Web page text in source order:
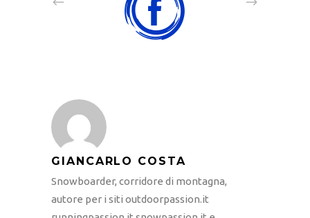
GIANCARLO COSTA
Snowboarder, corridore di montagna,
autore per i siti outdoorpassion.it